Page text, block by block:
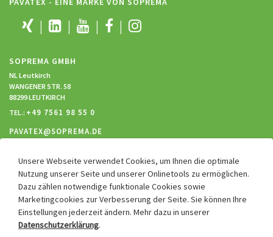
SOPREMA GMBH
NL Leutkirch
WANGENER STR. 58
88299 LEUTKIRCH
TEL.: +49 7561 98 55 0
PAVATEX@SOPREMA.DE
RECHTLICHES
Impressum
Datenschutz
Hinweisgebersystem
Unsere Webseite verwendet Cookies, um Ihnen die optimale
Nutzung unserer Seite und unserer Onlinetools zu ermöglichen.
Dazu zählen notwendige funktionale Cookies sowie
Marketingcookies zur Verbesserung der Seite. Sie können Ihre
Einstellungen jederzeit ändern. Mehr dazu in unserer
Datenschutzerklärung.